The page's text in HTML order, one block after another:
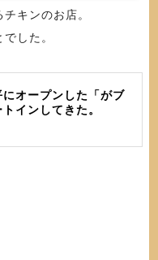
キンのお店。
した。
オープンした「がブ
インしてきた。